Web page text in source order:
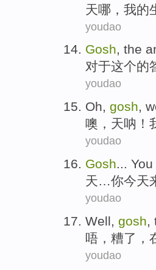
天哪 ， 我的
youdao
Gosh, the
对于这个的
youdao
Oh, gosh,
噢 ， 天呐！
youdao
Gosh... You
天…你今天
youdao
Well, gosh,
唔 ， 糟了，
youdao